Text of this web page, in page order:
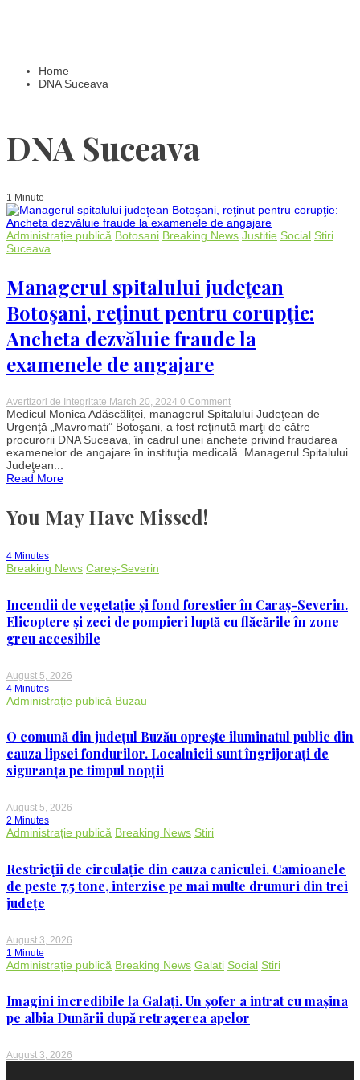
Home
DNA Suceava
DNA Suceava
1 Minute
Administrație publică Botosani Breaking News Justitie Social Stiri
Suceava
Managerul spitalului judeţean
Botoşani, reţinut pentru corupţie:
Ancheta dezvăluie fraude la
examenele de angajare
Avertizori de Integritate March 20, 2024 0 Commenton
Managerul
spitalului
judeţean
Botoşani,
reţinut
Medicul Monica Adăscăliţei, managerul Spitalului Judeţean de
Urgenţă „Mavromati” Botoşani, a fost reţinută marţi de către
procurorii DNA Suceava, în cadrul unei anchete privind fraudarea
examenelor de angajare în instituţia medicală. Managerul Spitalului
Judeţean...
Read More
You May Have Missed!
4 Minutes
Breaking News Careș-Severin
Incendii de vegetație și fond forestier în Caraș-Severin.
Elicoptere și zeci de pompieri luptă cu flăcările în zone
greu accesibile
August 5, 2026
4 Minutes
Administrație publică Buzau
O comună din județul Buzău oprește iluminatul public din
cauza lipsei fondurilor. Localnicii sunt îngrijorați de
siguranța pe timpul nopții
August 5, 2026
2 Minutes
Administrație publică Breaking News Stiri
Restricții de circulație din cauza caniculei. Camioanele
de peste 7,5 tone, interzise pe mai multe drumuri din trei
județe
August 3, 2026
1 Minute
Administrație publică Breaking News Galati Social Stiri
Imagini incredibile la Galați. Un șofer a intrat cu mașina
pe albia Dunării după retragerea apelor
August 3, 2026